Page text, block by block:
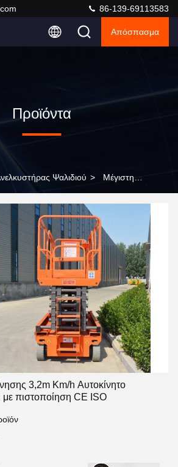
86-139-69113583
Απόσπασμα
Προϊόντα
Ψαλιδιού > Μέγιστη
3,2m Km/h Αυτοκίνητο
με πιστοποίηση CE ISO